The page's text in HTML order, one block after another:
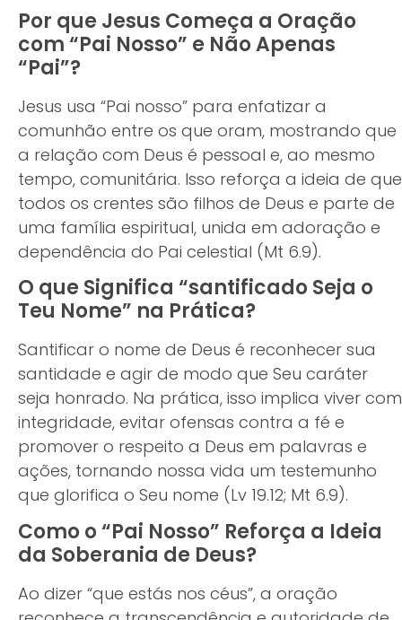
Por que Jesus Começa a Oração
com “Pai Nosso” e Não Apenas
“Pai”?
Jesus usa “Pai nosso” para enfatizar a
comunhão entre os que oram, mostrando que
a relação com Deus é pessoal e, ao mesmo
tempo, comunitária. Isso reforça a ideia de que
todos os crentes são filhos de Deus e parte de
uma família espiritual, unida em adoração e
dependência do Pai celestial (Mt 6.9).
O que Significa “santificado Seja o
Teu Nome” na Prática?
Santificar o nome de Deus é reconhecer sua
santidade e agir de modo que Seu caráter
seja honrado. Na prática, isso implica viver com
integridade, evitar ofensas contra a fé e
promover o respeito a Deus em palavras e
ações, tornando nossa vida um testemunho
que glorifica o Seu nome (Lv 19.12; Mt 6.9).
Como o “Pai Nosso” Reforça a Ideia
da Soberania de Deus?
Ao dizer “que estás nos céus”, a oração